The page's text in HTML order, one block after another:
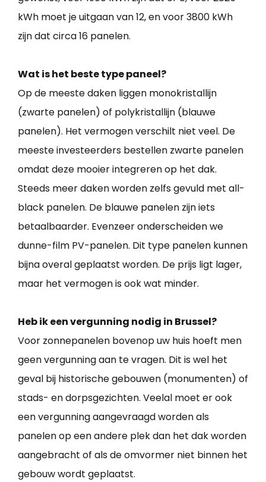
kWh moet je uitgaan van 12, en voor 3800 kWh
zijn dat circa 16 panelen.
Wat is het beste type paneel?
Op de meeste daken liggen monokristallijn
(zwarte panelen) of polykristallijn (blauwe
panelen). Het vermogen verschilt niet veel. De
meeste investeerders bestellen zwarte panelen
omdat deze mooier integreren op het dak.
Steeds meer daken worden zelfs gevuld met all-
black panelen. De blauwe panelen zijn iets
betaalbaarder. Evenzeer onderscheiden we
dunne-film PV-panelen. Dit type panelen kunnen
bijna overal geplaatst worden. De prijs ligt lager,
maar het vermogen is ook wat minder.
Heb ik een vergunning nodig in Brussel?
Voor zonnepanelen bovenop uw huis hoeft men
geen vergunning aan te vragen. Dit is wel het
geval bij historische gebouwen (monumenten) of
stads- en dorpsgezichten. Veelal moet er ook
een vergunning aangevraagd worden als
panelen op een andere plek dan het dak worden
aangebracht of als de omvormer niet binnen het
gebouw wordt geplaatst.